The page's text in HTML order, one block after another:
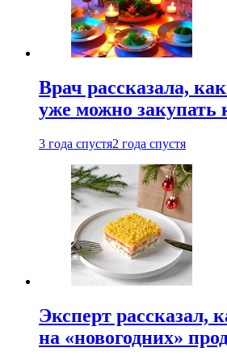
Врач рассказала,
уже можно закупать
3 года спустя2 года спустя
Эксперт рассказал,
на «новогодних»